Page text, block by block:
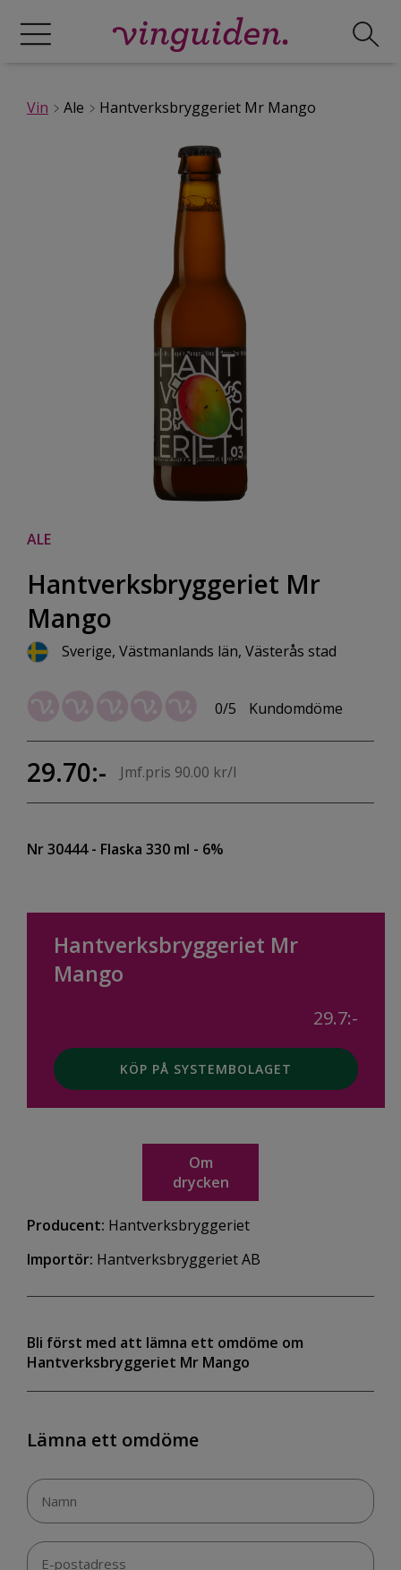
Vin Ale Hantverksbryggeriet Mr Mango
ALE
Hantverksbryggeriet Mr
Mango
Sverige, Västmanlands län, Västerås stad
0/5 Kundomdöme
29.70:- Jmf.pris 90.00 kr/l
Nr 30444 - Flaska 330 ml - 6%
Hantverksbryggeriet Mr
Mango
29.7:-
KÖP PÅ SYSTEMBOLAGET
Om
drycken
Producent: Hantverksbryggeriet
Importör: Hantverksbryggeriet AB
Bli först med att lämna ett omdöme om
Hantverksbryggeriet Mr Mango
Lämna ett omdöme